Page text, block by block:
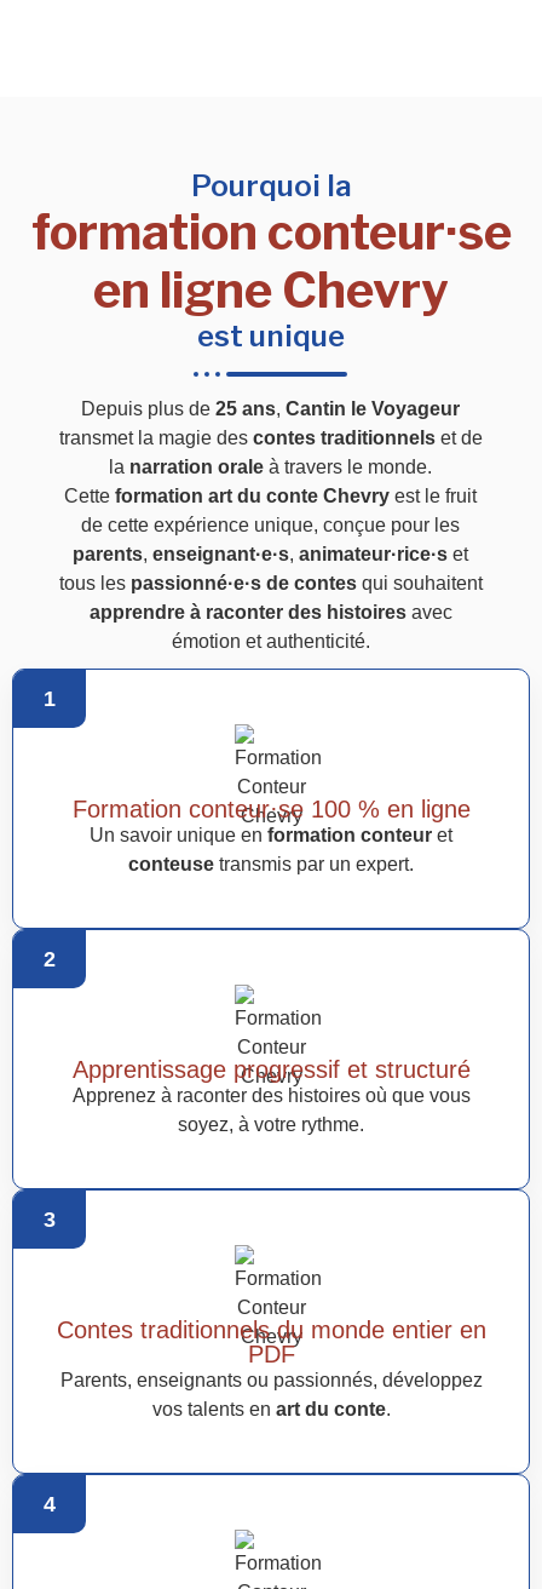
Pourquoi la
formation conteur·se
en ligne Chevry
est unique
Depuis plus de25 ans,Cantin le Voyageur
transmet la magie des contes traditionnelset de
la narration orale à travers le monde.
Cetteformation art du conte Chevry est le fruit
de cette expérience unique, conçue pour les
parents,enseignant·e·s,animateur·rice·s et
tous les passionné·e·s de contesqui souhaitent
apprendre à raconter des histoiresavec
émotion et authenticité.
1
Formation conteur·se 100 % en ligne
Un savoir unique en formation conteur et
conteuse transmis par un expert.
2
Apprentissage progressif et structuré
Apprenez à raconter des histoires où que vous
soyez, à votre rythme.
3
Contes traditionnels du monde entier en
PDF
Parents, enseignants ou passionnés, développez
vos talents en art du conte.
4